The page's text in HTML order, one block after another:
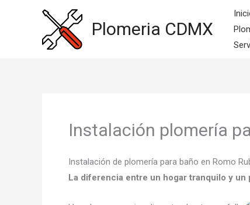
Plomeria CDMX
Instalación plomería
Instalación de plomería para baño en Romo
La diferencia entre un hogar tranquilo y